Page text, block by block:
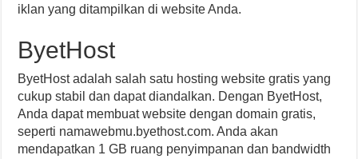
iklan yang ditampilkan di website Anda.
ByetHost
ByetHost adalah salah satu hosting website gratis yang
cukup stabil dan dapat diandalkan. Dengan ByetHost,
Anda dapat membuat website dengan domain gratis,
seperti namawebmu.byethost.com. Anda akan
mendapatkan 1 GB ruang penyimpanan dan bandwidth